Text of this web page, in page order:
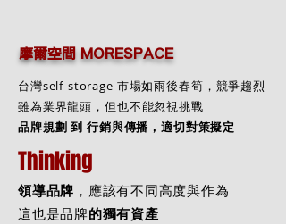
​ 摩爾空間 MORESPACE
台灣self-storage 市場如雨後春筍，競爭趨烈
雖為業界龍頭，但也不能忽視挑戰
品牌規劃 到 行銷與傳播，適切對策擬定
Thinking
領導品牌 ，應該有不同高度與作為
這也是品牌的獨有資產